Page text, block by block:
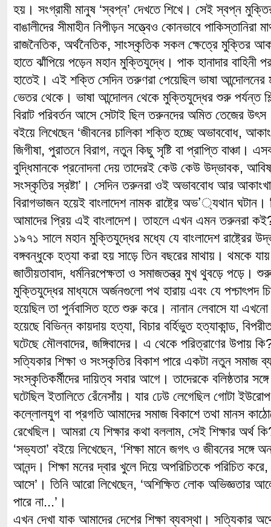
হয়। সংগ্রামী মানুষ ‘স্বপ্ন’ দেখতে শিখে। সেই স্বপ্ন
বাঙালীদের সীমাহীন নিপীড়ন সত্ত্বেও কোনভাবে পাকিস্তানিরা
রাজনৈতিক, অর্থনৈতিক, সাংস্কৃতিক সকল ক্ষেত্রে মুক্তির
হাতে ঝাঁপিয়ে পড়েন মহান মুক্তিযুদ্ধে। পাক হানাদার বাহিনী
হাতেই। এই শক্তি সেদিন তরুণরা পেয়েছিল ভাষা আন্দোলনের
ভেতর থেকে। ভাষা আন্দোলন থেকে মুক্তিযুদ্ধের শুরু পর্যন্ত
বিরাট পরিবর্তন আসে সেটাই ছিল তরুনদের অমিত তেজের
বইয়ে লিখেছেন ‘জীবনের চালিকা শক্তি হচ্ছে অভাববোধ,
জিগীষা, পুরাতনে বিরাগ, নতুন কিছু সৃষ্টি বা প্রাপ্তি বাঞ্চা।
বুদ্ধিমানকে প্রনোদনা দেয় তাদেরই কেউ কেউ উদ্ভাবক,
সংস্কৃতির স্রষ্টা’। সেদিন তরুনরা ওই অভাববোধ আর
বিরাগভাজন হয়েই বাংলাদেশ নামক রাষ্ট্রে অভ’্যথান ঘটান।
আমাদের প্রিয় এই বাংলাদেশ। তাহলে এখন এমন তরুনরা
১৯৭১ সালে মহান মুক্তিযুদ্ধের মধ্যে যে বাংলাদেশ রাষ্ট্রের
বঙ্গবন্ধুকে হত্যা করা হয় সাড়ে তিন বছরের মাথায়। থমকে যায়
জাতীয়তাবাদ, ধর্মনিরপেক্ষতা ও সমাজতন্ত্র মুখ থুবড়ে পড়ে।
মুক্তিযুদ্ধের মাধ্যমে অর্জনগুলো পথ হারায় এবং যে পশ্চাৎপদ
হয়েছিল তা পুর্নবাসিত হতে শুরু করে। নানান লেবাসে যা
হয়েছে বিভিন্ন কায়দায় হত্যা, বিচার বর্হিভুত হত্যাকান্ড,
ঘটেছে মৌলবাদের, জঙ্গিবাদের। এ থেকে পরিত্রাণের
সত্যিকার শিক্ষা ও সংস্কৃতির বিকাশ পারে একটা নতুন সমাজ
সংস্কৃতিকর্মীদের দায়িত্ব সবার আগে। তাদেরকে বলিষ্ঠতার
ঘটেছিল ইতালিতে রেঁনেসাঁয়। যার ঢেউ লেগেছিল গোটা
কল্লোলযুগ বা প্রগতি আমাদের সমাজ বিকাশে তথা মানস
রেখেছিল। আমরা যে শিক্ষার কথা বললাম, সেই শিক্ষার অর্থ
‘সভ্যতা’ বইয়ে লিখেছেন, ‘শিক্ষা মানে জগৎ ও জীবনের সঙ্গে
আনন্দ। শিক্ষা মনের দ্বার খুলে দিয়ে অপরিচিতকে পরিচিত
আসে’। তিনি আরো লিখেছেন, ‘অশিক্ষিত লোক অভিজ্ঞতার
পারে না...’।
এখন দেখা যাক আমাদের দেশের শিক্ষা ব্যবস্থা। সত্যিকার